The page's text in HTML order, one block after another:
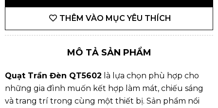
THÊM VÀO MỤC YÊU THÍCH
MÔ TẢ SẢN PHẨM
Quạt Trần Đèn QT5602 là lựa chọn phù hợp cho
những gia đình muốn kết hợp làm mát, chiếu sáng
và trang trí trong cùng một thiết bị. Sản phẩm nổi